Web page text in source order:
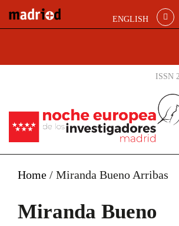
ENGLISH
ISSN
Home / Miranda Bueno Arribas
Miranda Bueno